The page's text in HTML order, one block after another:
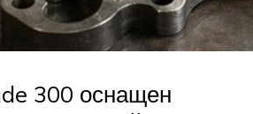
300 оснащен